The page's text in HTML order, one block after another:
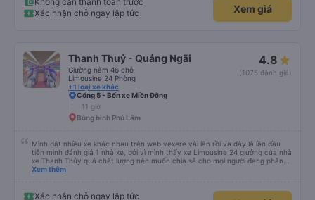
nhơn. rất cảm ơn quý anh chị em cty cũng như chị Thảo đã lắng nghe và
tiếp nhận. " khách hàng thân thiết nhiều năm của nhà xe từ thời sinh viên"
Xác nhận chỗ ngay lập tức
Xem giá
Thanh Thuỷ - Quảng Ngãi
Giường nằm 46 chỗ
Limousine 24 Phòng
+1 loại xe khác
4.8
(1075 đánh giá)
Cổng 5 - Bến xe Miền Đông
11 giờ
Bùng binh Phú Lâm
Mình đặt nhiều xe khác nhau trên web vexere vài lần rồi và đây là lần đầu
tiên mình đánh giá 1 nhà xe, bởi vì mình thấy xe Limousine 24 giường của nhà
xe Thanh Thủy quá chất lượng nên muốn chia sẻ cho mọi người đang phân
vân có nên đi hay không. - Giá vé: 600k/giường/1người. - Giờ giấc: mình đặt
trung chuyển ra chỗ xe lớn, chỗ này là xe đúng giờ lắm, nên nếu đến trễ thì
Xem thêm
Xác nhận chỗ ngay lập tức